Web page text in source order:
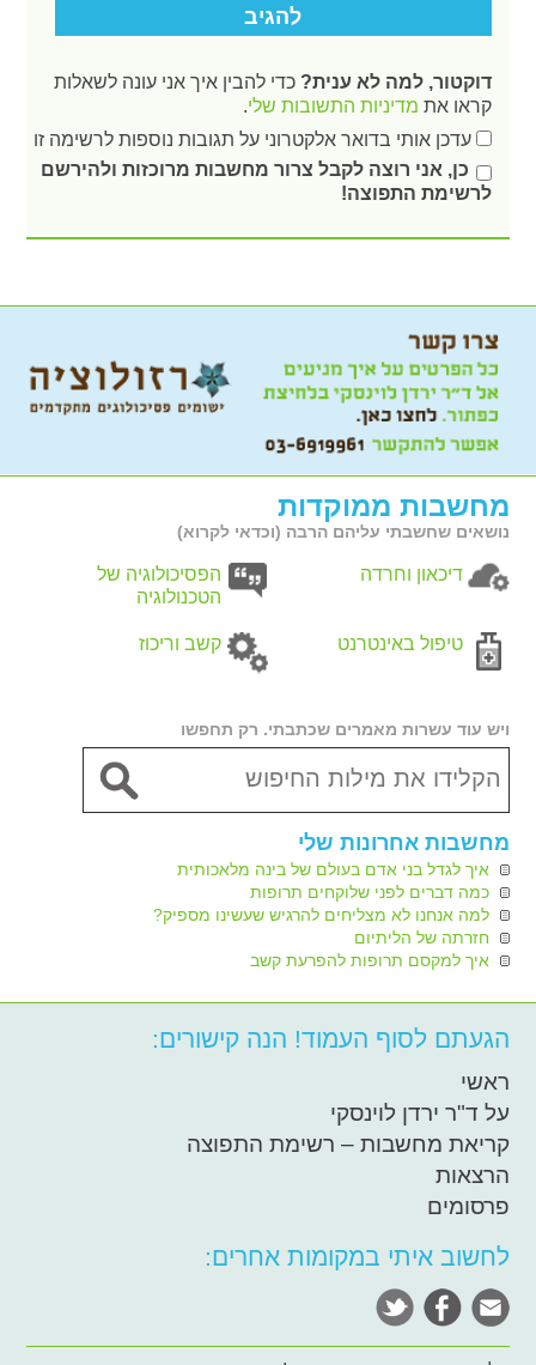
דוקטור, למה לא ענית? כדי להבין איך אני עונה לשאלות
קראו את מדיניות התשובות שלי.
עדכן אותי בדואר אלקטרוני על תגובות נוספות לרשימה זו
כן, אני רוצה לקבל צרור מחשבות מרוכזות ולהירשם
לרשימת התפוצה!
מחשבות ממוקדות
נושאים שחשבתי עליהם הרבה (וכדאי לקרוא)
דיכאון וחרדה
הפסיכולוגיה של
הטכנולוגיה
טיפול באינטרנט קשב וריכוז
ויש עוד עשרות מאמרים שכתבתי. רק תחפשו
מחשבות אחרונות שלי
איך לגדל בני אדם בעולם של בינה מלאכותית
כמה דברים לפני שלוקחים תרופות
למה אנחנו לא מצליחים להרגיש שעשינו מספיק?
חזרתה של הליתיום
איך למקסם תרופות להפרעת קשב
הגעתם לסוף העמוד! הנה קישורים:
ראשי
על ד"ר ירדן לוינסקי
קריאת מחשבות – רשימת התפוצה
הרצאות
פרסומים
לחשוב איתי במקומות אחרים: